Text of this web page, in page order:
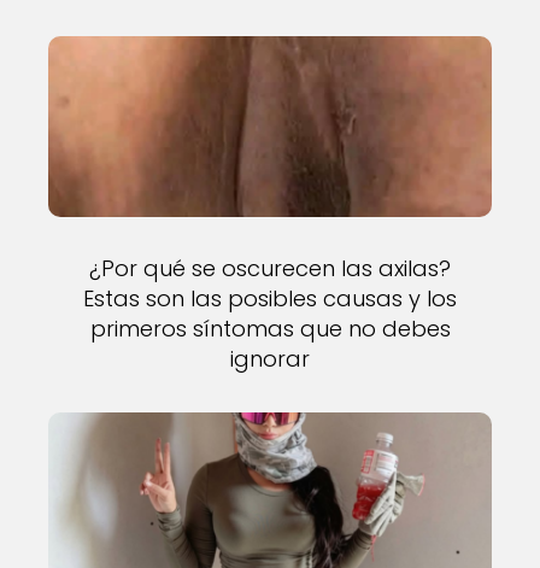
¿Por qué se oscurecen las axilas?
Estas son las posibles causas y los
primeros síntomas que no debes
ignorar